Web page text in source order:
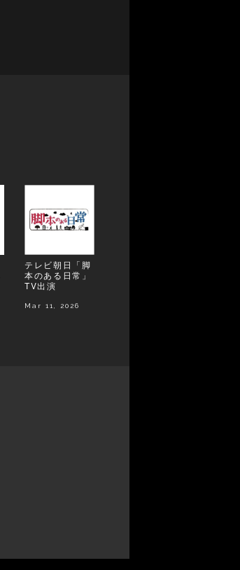
テレビ朝日「脚
本のある日常」
TV出演
Mar 11, 2026